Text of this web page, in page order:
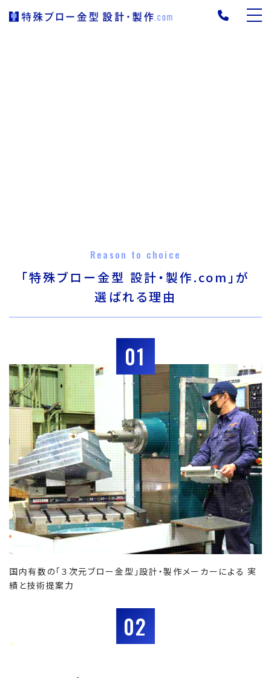
Reason to choice
「特殊ブロー金型 設計・製作.com」が
選ばれる理由
01
国内有数の「３次元ブロー金型」設計・製作メーカーによる 実
績と技術提案力
02